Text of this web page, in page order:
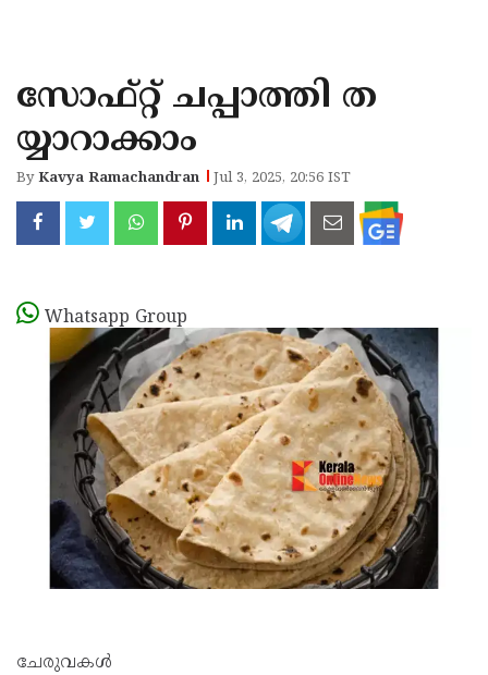
KANNUR
KASARAGOD
സോഫ്റ്റ് ചപ്പാത്തി ത
യ്യാറാക്കാം
ByKavya Ramachandran Jul 3, 2025, 20:56 IST
Whatsapp Group
ചേരുവകൾ